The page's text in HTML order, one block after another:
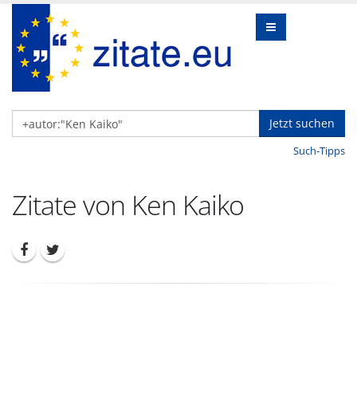
Jetzt suchen
Such-Tipps
Zitate von Ken Kaiko